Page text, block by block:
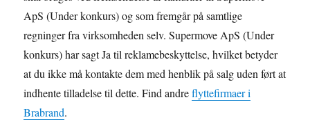
ApS (Under konkurs) og som fremgår på samtlige
regninger fra virksomheden selv. Supermove ApS (Under
konkurs) har sagt Ja til reklamebeskyttelse, hvilket betyder
at du ikke må kontakte dem med henblik på salg uden ført at
indhente tilladelse til dette. Find andreflyttefirmaer i
Brabrand.